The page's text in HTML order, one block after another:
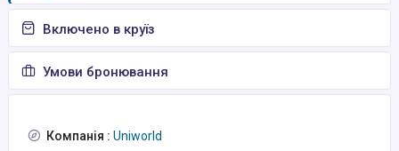
Включено в круїз
Умови бронювання
Компанія : Uniworld